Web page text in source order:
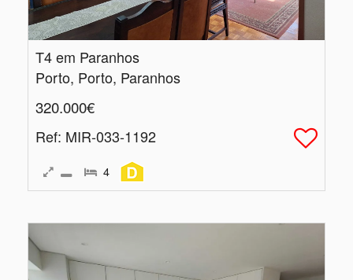
T4 em Paranhos
Porto, Porto, Paranhos
320.000€
Ref: MIR-033-1192
4